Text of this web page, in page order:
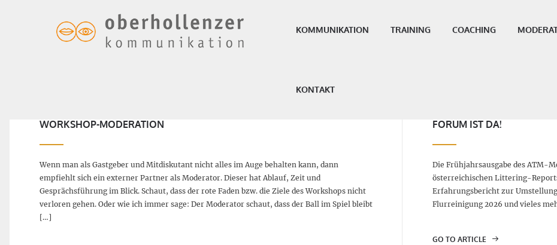
KOMMUNIKATION TRAINING COACHING
KONTAKT
WORKSHOP-MODERATION
Wenn man als Gastgeber und Mitdiskutant nicht alles im Auge behalten kann, dann
empfiehlt sich ein externer Partner als Moderator. Dieser hat Ablauf, Zeit und
Gesprächsführung im Blick. Schaut, dass der rote Faden bzw. die Ziele des Workshops nicht
verloren gehen. Oder wie ich immer sage: Der Moderator schaut, dass der Ball im Spiel bleibt
[…]
FORUM IST DA!
Die Frühjahrsausgabe des ATM-
österreichischen Littering-
Erfahrungsbericht zur
Flurreinigung 2026 und vieles
GO TO ARTICLE